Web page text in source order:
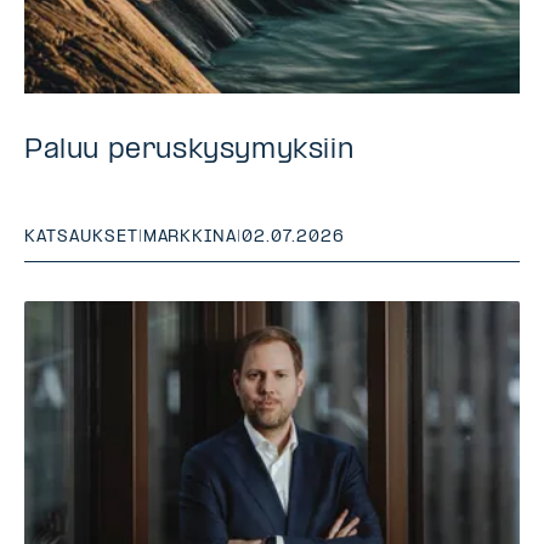
Paluu peruskysymyksiin
KATSAUKSET | MARKKINA|02.07.2026